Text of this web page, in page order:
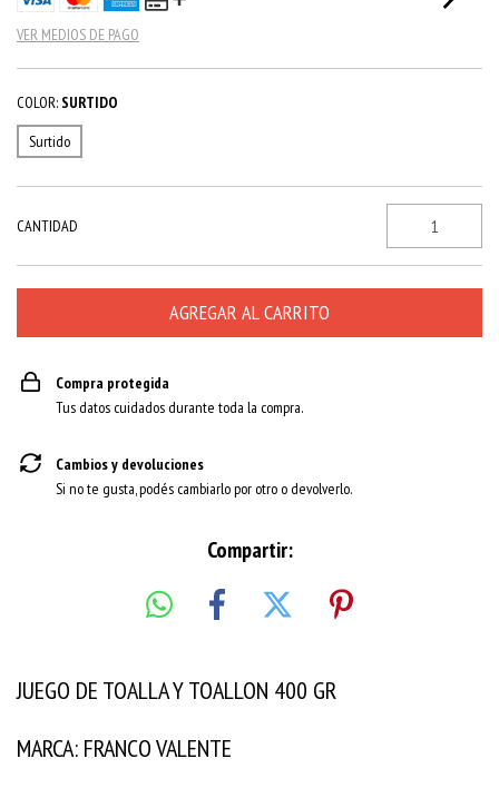
VER MEDIOS DE PAGO
COLOR: SURTIDO
Surtido
CANTIDAD
Compra protegida
Tus datos cuidados durante toda la compra.
Cambios y devoluciones
Si no te gusta, podés cambiarlo por otro o devolverlo.
Compartir:
JUEGO DE TOALLA Y TOALLON 400 GR
MARCA: FRANCO VALENTE